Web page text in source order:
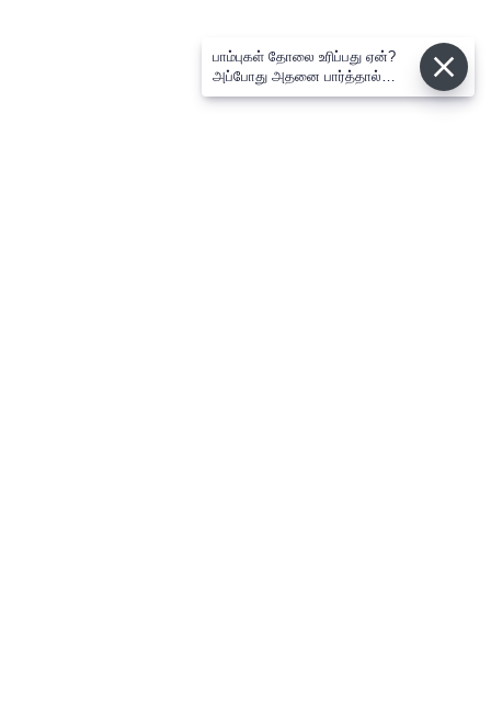
பாம்புகள் தோலை உரிப்பது ஏன்?
அப்போது அதனை பார்த்தால்
பழிவாங்குமா?